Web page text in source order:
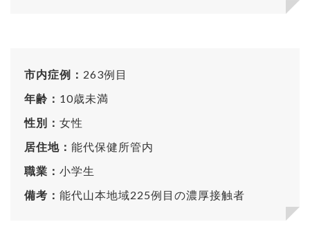
市内症例： 263例目
年齢： 10歳未満
性別： 女性
居住地： 能代保健所管内
職業： 小学生
備考： 能代山本地域225例目の濃厚接触者